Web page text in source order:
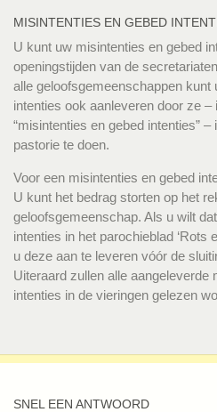
MISINTENTIES EN GEBED
U kunt uw misintenties en gebed
openingstijden van de
alle geloofsgemeenschappen kunt
intenties ook aanleveren door ze
“misintenties en gebed intenties”
pastorie te doen.
Voor een misintenties en gebed
U kunt het bedrag storten op het
geloofsgemeenschap. Als u wilt
intenties in het parochieblad ‘Rots
u deze aan te leveren vóór de
Uiteraard zullen alle aangeleverde
intenties in de vieringen gelezen
SNEL EEN ANTWOORD